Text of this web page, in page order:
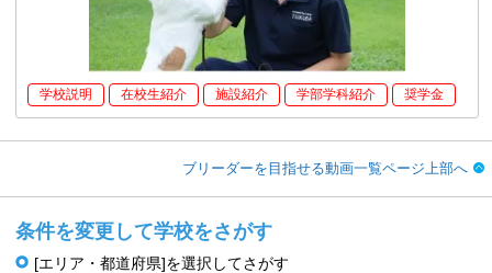
学校説明 在校生紹介 施設紹介 学部学科紹介 奨学金
ブリーダーを目指せる動画一覧ページ上部へ
条件を変更して学校をさがす
[エリア・都道府県]を選択してさがす